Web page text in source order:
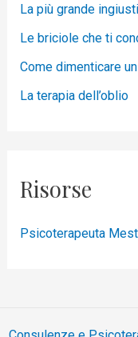
La più grande
Le briciole che ti
Come dimenticare
La terapia dell’oblio
Risorse
Psicoterapeuta